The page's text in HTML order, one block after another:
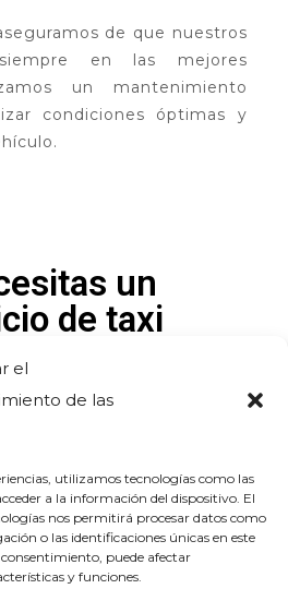
el
de las
utilizamos tecnologías como las
a la información del dispositivo. El
nos permitirá procesar datos como
o las identificaciones únicas en este
puede afectar
y funciones.
de que nuestros
en las mejores
un mantenimiento
condiciones óptimas y
un
de taxi
y seguro
en
VIAJE